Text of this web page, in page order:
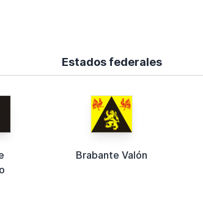
Estados federales
Brabante Valón